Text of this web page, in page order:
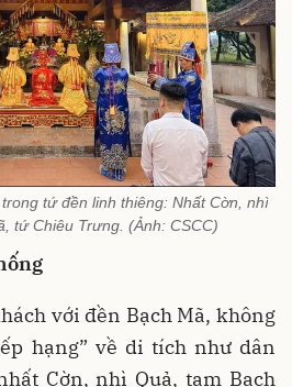
tứ đền linh thiêng: Nhất Cờn, nhì
tứ Chiêu Trưng. (Ảnh: CSCC)
với đền Bạch Mã, không
hạng” về di tích như dân
Cờn, nhì Quả, tam Bạch